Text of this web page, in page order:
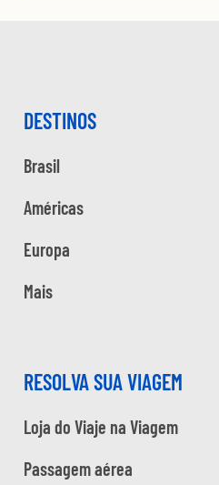
DESTINOS
Brasil
Américas
Europa
Mais
RESOLVA SUA VIAGEM
Loja do Viaje na Viagem
Passagem aérea